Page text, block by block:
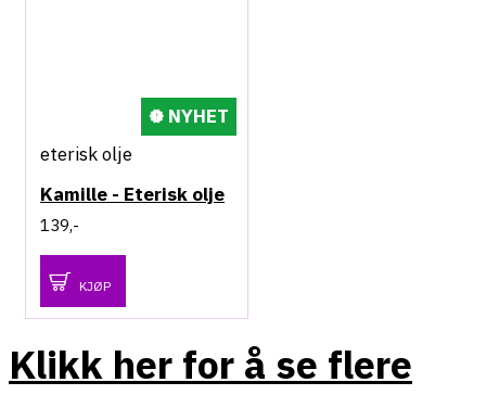
NYHET
eterisk olje
Kamille - Eterisk olje
139,-
KJØP
Klikk her for å se flere